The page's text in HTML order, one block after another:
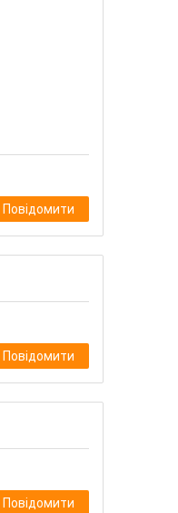
Повідомити
Повідомити
Повідомити